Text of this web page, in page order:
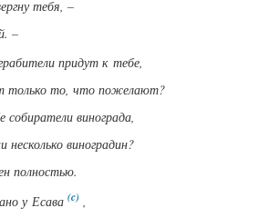
тебя, –
–
придут к тебе,
только то, что пожелают?
винограда,
несколько виноградин?
полностью.
у Есава
,